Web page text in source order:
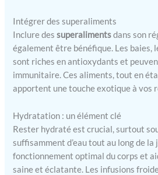
Intégrer des superaliments
Inclure dessuperalimentsdans son
également être bénéfique. Les baies,
sont riches en antioxydants et
immunitaire. Ces aliments, tout en
apportent une touche exotique à vos
Hydratation : un élément clé
Rester hydraté est crucial, surtout
suffisamment d’eau tout au long de
fonctionnement optimal du corps et
saine et éclatante. Les infusions